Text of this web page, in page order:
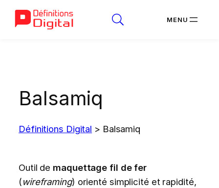
Balsamiq
Définitions Digital > Balsamiq
Outil de maquettage fil de fer
(wireframing) orienté simplicité et rapidité,